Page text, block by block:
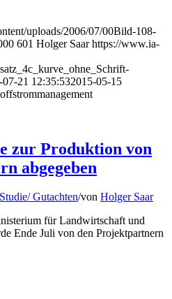
uploads/2006/07/00Bild-108-
601 Holger Saar https://www.ia-
07-21 12:35:532015-05-15
zur Produktion von
abgegeben
Studie/ Gutachten/von Holger Saar
für Landwirtschaft und
Ende Juli von den Projektpartnern